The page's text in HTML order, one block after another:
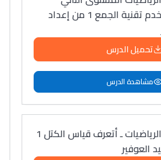
إبتدائي ـ أستخدم تقنية الجمع 1 من إعداد
تحميل الدرس
مشاهدة الدرس
دروس مادة الرياضيات ـ أتعرف قياس الكتل 1
العوفير